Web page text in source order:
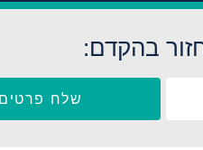
בהקדם:
שלח פרטים